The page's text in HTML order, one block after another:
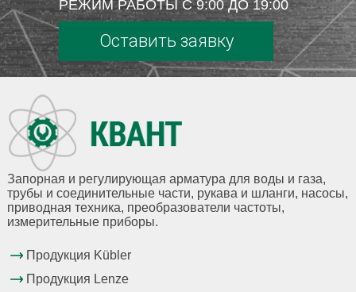
РЕЖИМ РАБОТЫ С 9:00 ДО 19:00
Оставить заявку
Запорная и регулирующая арматура для воды и газа,
трубы и соединительные части, рукава и шланги, насосы,
приводная техника, преобразователи частоты,
измерительные приборы.
Продукция Kübler
Продукция Lenze